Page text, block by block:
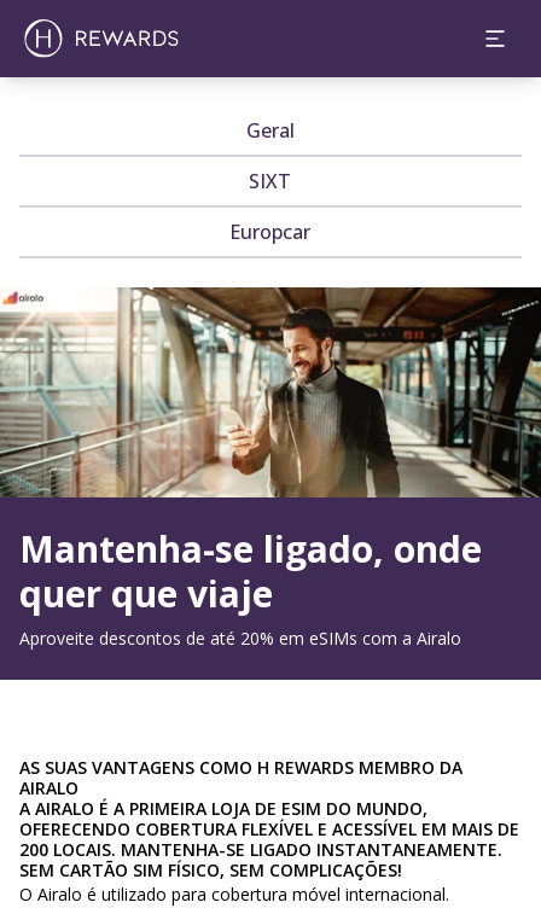
Geral
SIXT
Europcar
Diapositivo 1 de 1
Mantenha-se ligado, onde
quer que viaje
Aproveite descontos de até 20% em eSIMs com a Airalo
AS SUAS VANTAGENS COMO H REWARDS MEMBRO DA
AIRALO
A AIRALO É A PRIMEIRA LOJA DE ESIM DO MUNDO,
OFERECENDO COBERTURA FLEXÍVEL E ACESSÍVEL EM MAIS DE
200 LOCAIS. MANTENHA-SE LIGADO INSTANTANEAMENTE.
SEM CARTÃO SIM FÍSICO, SEM COMPLICAÇÕES!
O Airalo é utilizado para cobertura móvel internacional.